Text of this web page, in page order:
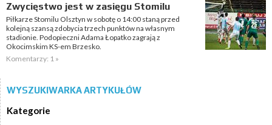
Zwycięstwo jest w zasięgu Stomilu
Piłkarze Stomilu Olsztyn w sobotę o 14:00 staną przed
kolejną szansą zdobycia trzech punktów na własnym
stadionie. Podopieczni Adama Łopatko zagrają z
Okocimskim KS-em Brzesko.
Komentarzy: 1 »
WYSZUKIWARKA ARTYKUŁÓW
Kategorie